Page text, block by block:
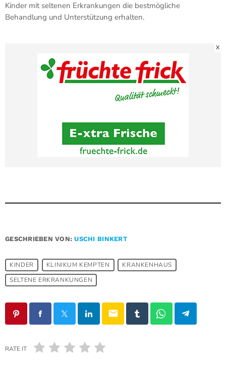
Kinder mit seltenen Erkrankungen die bestmögliche
Behandlung und Unterstützung erhalten.
X
GESCHRIEBEN VON:USCHI BINKERT
KINDER KLINIKUM KEMPTEN
KRANKENHAUS
SELTENE ERKRANKUNGEN
email
RATE IT